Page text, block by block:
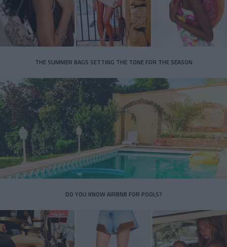
THE SUMMER BAGS SETTING THE TONE FOR THE SEASON
DO YOU KNOW AIRBNB FOR POOLS?